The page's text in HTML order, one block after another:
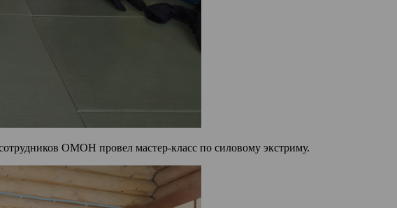
ОМОН провел мастер-класс по силовому экстриму.